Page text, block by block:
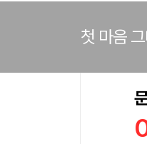
첫 마음